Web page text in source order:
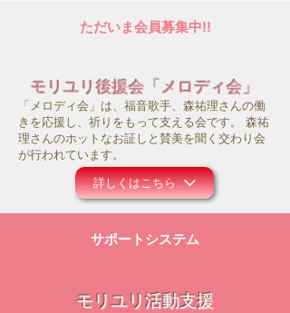
ただいま会員募集中!!
モリユリ後援会「メロディ会」
「メロディ会」は、福音歌手、森祐理さんの働
きを応援し、祈りをもって支える会です。 森祐
理さんのホットなお証しと賛美を聞く交わり会
が行われています。
詳しくはこちら
サポートシステム
モリユリ活動支援